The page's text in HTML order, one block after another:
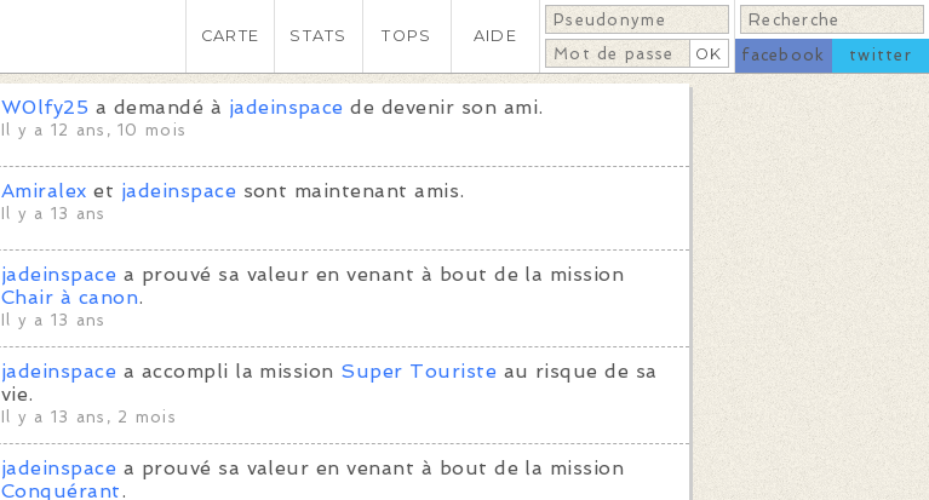
CARTE STATS TOPS
AIDE
facebook
twitter
W0lfy25 a demandé à jadeinspace de devenir son ami.
Il y a 12 ans, 10 mois
Amiralex et jadeinspace sont maintenant amis.
Il y a 13 ans
jadeinspace a prouvé sa valeur en venant à bout de la mission
Chair à canon.
Il y a 13 ans
jadeinspace a accompli la mission Super Touriste au risque de sa
vie.
Il y a 13 ans, 2 mois
jadeinspace a prouvé sa valeur en venant à bout de la mission
Conquérant.